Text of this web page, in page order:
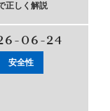
正しく解説
06-24
安全性